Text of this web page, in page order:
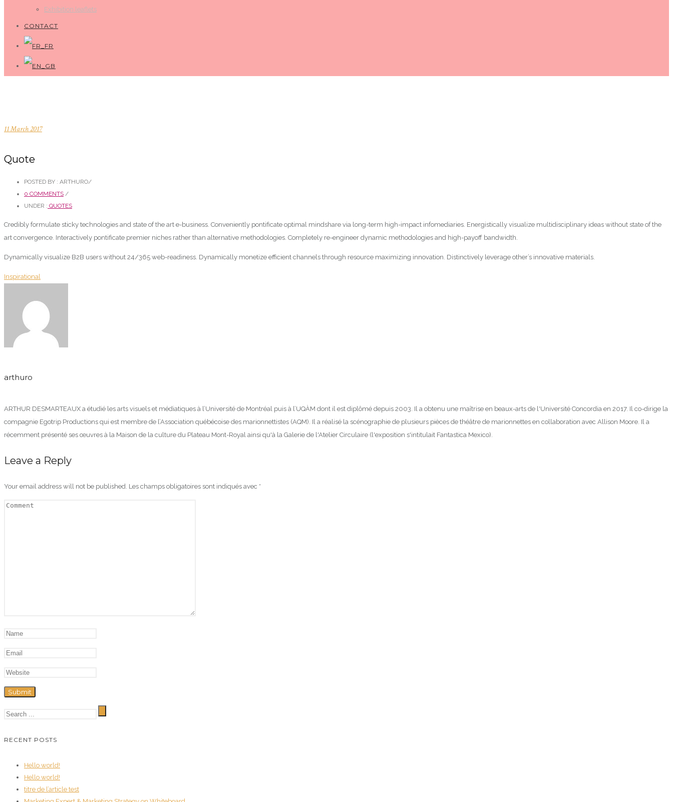
Exhibition leaflets
CONTACT
11 March 2017
Quote
POSTED BY : ARTHURO/
0 COMMENTS /
UNDER : QUOTES
Credibly formulate sticky technologies and state of the art e-business. Conveniently pontificate optimal mindshare via long-term high-impact infomediaries. Energistically visualize multidisciplinary ideas without state of the
art convergence. Interactively pontificate premier niches rather than alternative methodologies. Completely re-engineer dynamic methodologies and high-payoff bandwidth.
Dynamically visualize B2B users without 24/365 web-readiness. Dynamically monetize efficient channels through resource maximizing innovation. Distinctively leverage other’s innovative materials.
Inspirational
arthuro
ARTHUR DESMARTEAUX a étudié les arts visuels et médiatiques à l’Université de Montréal puis à l’UQÀM dont il est diplômé depuis 2003. Il a obtenu une maîtrise en beaux-arts de l'Université Concordia en 2017. Il co-dirige la
compagnie Egotrip Productions qui est membre de l’Association québécoise des marionnettistes (AQM). Il a réalisé la scénographie de plusieurs pièces de théâtre de marionnettes en collaboration avec Allison Moore. Il a
récemment présenté ses œuvres à la Maison de la culture du Plateau Mont-Royal ainsi qu'à la Galerie de l'Atelier Circulaire (l'exposition s'intitulait Fantastica Mexico).
Leave a Reply
Your email address will not be published. Les champs obligatoires sont indiqués avec *
RECENT POSTS
Hello world!
Hello world!
titre de l’article test